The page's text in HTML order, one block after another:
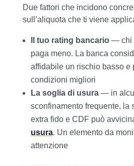
Due fattori che incidono
sull’aliquota che ti viene
Il tuo rating bancario— chi
paga meno. La banca
affidabile un rischio basso e
condizioni migliori
La soglia di usura— in
sconfinamento frequente, la
extra fido e CDF può
usura. Un elemento da
attenzione